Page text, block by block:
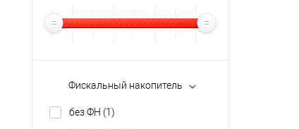
Фискальный накопитель
без ФН (1)